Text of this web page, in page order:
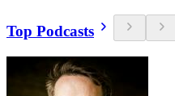
Top Podcasts